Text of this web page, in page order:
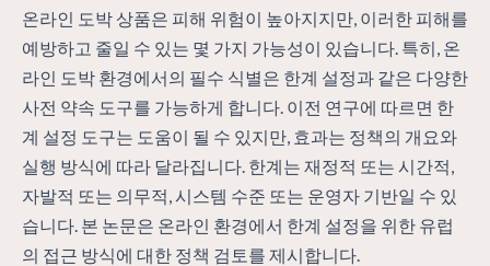
온라인 도박 상품은 피해 위험이 높아지지만, 이러한 피해를
예방하고 줄일 수 있는 몇 가지 가능성이 있습니다. 특히, 온
라인 도박 환경에서의 필수 식별은 한계 설정과 같은 다양한
사전 약속 도구를 가능하게 합니다. 이전 연구에 따르면 한
계 설정 도구는 도움이 될 수 있지만, 효과는 정책의 개요와
실행 방식에 따라 달라집니다. 한계는 재정적 또는 시간적,
자발적 또는 의무적, 시스템 수준 또는 운영자 기반일 수 있
습니다. 본 논문은 온라인 환경에서 한계 설정을 위한 유럽
의 접근 방식에 대한 정책 검토를 제시합니다.